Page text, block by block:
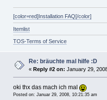
[color=red]Installation FAQ[/color]
Itemlist
TOS-Terms of Service
Re: bräuchte mal hilfe :D
« Reply #2 on: January 29,
oki thx das mach ich mal
Posted on: Januar 29, 2008, 10:21:35 am